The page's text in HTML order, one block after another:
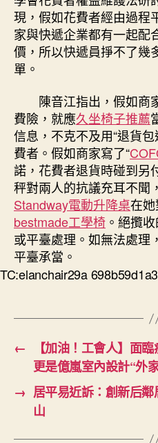
現，假如花費者經由過程
家與快遞企業都有一起配
價，所以快遞員掙不了幾
單。
陳音江指出，假如商
費險，就應久坐椅子推薦
信息，不克不及用“退貨
費者。假如商家寫了“
諾，花費者退貨時碰到另
秤對兩人的抗議充耳不聞
Standway電動升降桌在
bestmade工學椅 。絕攬
或平臺處理。如無法處理
平臺承當。
TC:elanchair29a
←
【加油！工會人】面
更是億嵐室內設計“外
→ 居平易近訴：創新后
山